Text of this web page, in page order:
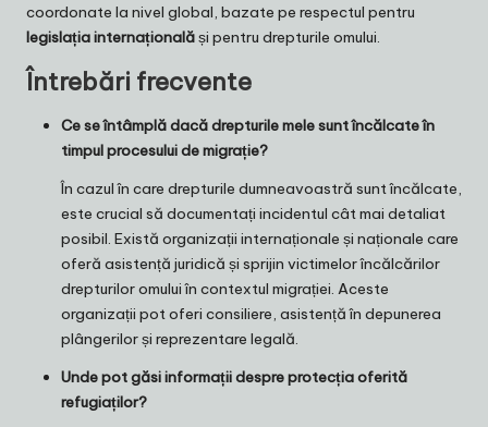
coordonate la nivel global, bazate pe respectul pentru
legislația internaționalăși pentru drepturile omului.
Întrebări frecvente
Ce se întâmplă dacă drepturile mele sunt încălcate în
timpul procesului de migrație?
În cazul în care drepturile dumneavoastră sunt încălcate,
este crucial să documentați incidentul cât mai detaliat
posibil. Există organizații internaționale și naționale care
oferă asistență juridică și sprijin victimelor încălcărilor
drepturilor omului în contextul migrației. Aceste
organizații pot oferi consiliere, asistență în depunerea
plângerilor și reprezentare legală.
Unde pot găsi informații despre protecția oferită
refugiaților?